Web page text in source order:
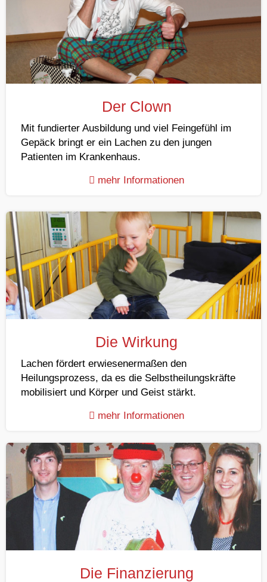
Der Clown
Mit fundierter Ausbildung und viel Feingefühl im
Gepäck bringt er ein Lachen zu den jungen
Patienten im Krankenhaus.
mehr Informationen
Die Wirkung
Lachen fördert erwiesenermaßen den
Heilungsprozess, da es die Selbstheilungskräfte
mobilisiert und Körper und Geist stärkt.
mehr Informationen
Die Finanzierung